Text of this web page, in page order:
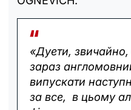
«Дуети,
зараз
випускати
за все, в цьому